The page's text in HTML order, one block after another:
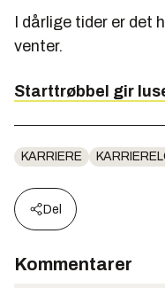
I dårlige tider er det
venter.
Starttrøbbel gir
KARRIERE
Del
Kommentarer